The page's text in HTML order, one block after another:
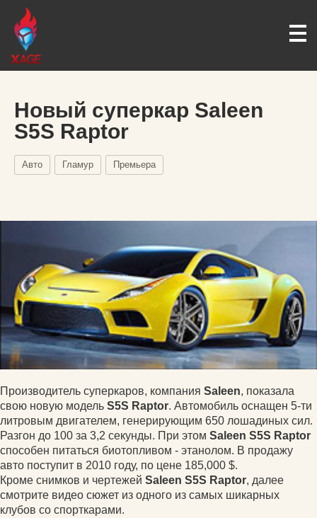
Новый суперкар Saleen
S5S Raptor
Авто Гламур Премьера
Производитель суперкаров, компания Saleen, показала
свою новую модель S5S Raptor. Автомобиль оснащен 5-ти
литровым двигателем, генерирующим 650 лошадиных сил.
Разгон до 100 за 3,2 секунды. При этом Saleen S5S Raptor
способен питаться биотопливом - этанолом. В продажу
авто поступит в 2010 году, по цене 185,000 $.
Кроме снимков и чертежей Saleen S5S Raptor, далее
смотрите видео сюжет из одного из самых шикарных
клубов со спорткарами.